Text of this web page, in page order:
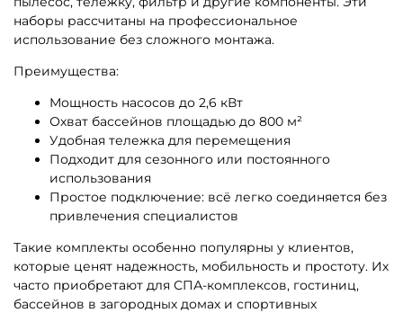
наборы рассчитаны на профессиональное
использование без сложного монтажа.
Преимущества:
Мощность насосов до 2,6 кВт
Охват бассейнов площадью до 800 м²
Удобная тележка для перемещения
Подходит для сезонного или постоянного
использования
Простое подключение: всё легко соединяется без
привлечения специалистов
Такие комплекты особенно популярны у клиентов,
которые ценят надежность, мобильность и простоту. Их
часто приобретают для СПА-комплексов, гостиниц,
бассейнов в загородных домах и спортивных